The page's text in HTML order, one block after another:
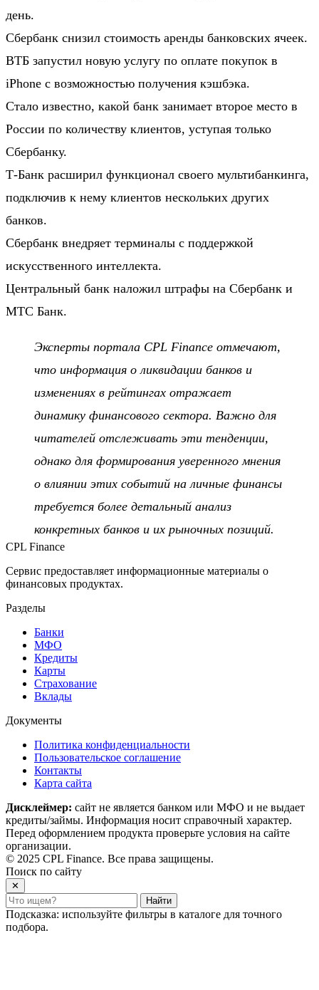
день.
Сбербанк снизил стоимость аренды банковских ячеек.
ВТБ запустил новую услугу по оплате покупок в
iPhone с возможностью получения кэшбэка.
Стало известно, какой банк занимает второе место в
России по количеству клиентов, уступая только
Сбербанку.
Т-Банк расширил функционал своего мультибанкинга,
подключив к нему клиентов нескольких других
банков.
Сбербанк внедряет терминалы с поддержкой
искусственного интеллекта.
Центральный банк наложил штрафы на Сбербанк и
МТС Банк.
Эксперты портала CPL Finance отмечают,
что информация о ликвидации банков и
изменениях в рейтингах отражает
динамику финансового сектора. Важно для
читателей отслеживать эти тенденции,
однако для формирования уверенного мнения
о влиянии этих событий на личные финансы
требуется более детальный анализ
конкретных банков и их рыночных позиций.
CPL Finance
Сервис предоставляет информационные материалы о
финансовых продуктах.
Разделы
Банки
МФО
Кредиты
Карты
Страхование
Вклады
Документы
Политика конфиденциальности
Пользовательское соглашение
Контакты
Карта сайта
Дисклеймер: сайт не является банком или МФО и не выдает
кредиты/займы. Информация носит справочный характер.
Перед оформлением продукта проверьте условия на сайте
организации.
© 2025 CPL Finance. Все права защищены.
Поиск по сайту
✕
Найти
Подсказка: используйте фильтры в каталоге для точного
подбора.